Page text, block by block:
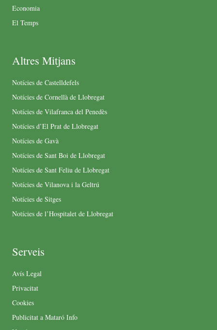
Economia
El Temps
Altres Mitjans
Notícies de Castelldefels
Notícies de Cornellà de Llobregat
Notícies de Vilafranca del Penedès
Notícies d’El Prat de Llobregat
Notícies de Gavà
Notícies de Sant Boi de Llobregat
Notícies de Sant Feliu de Llobregat
Notícies de Vilanova i la Geltrú
Notícies de Sitges
Notícies de l’Hospitalet de Llobregat
Serveis
Avís Legal
Privacitat
Cookies
Publicitat a Mataró Info